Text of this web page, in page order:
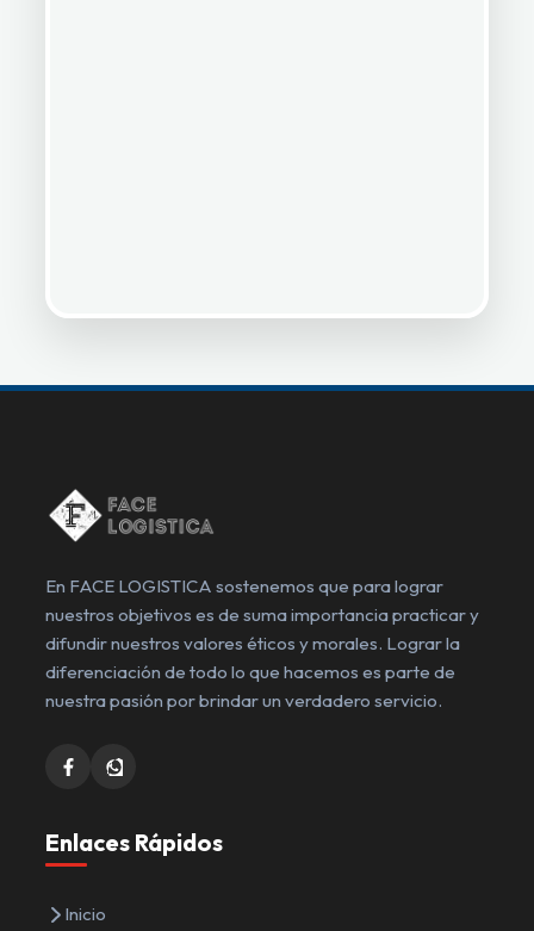
En FACE LOGISTICA sostenemos que para lograr
nuestros objetivos es de suma importancia practicar y
difundir nuestros valores éticos y morales. Lograr la
diferenciación de todo lo que hacemos es parte de
nuestra pasión por brindar un verdadero servicio.
Enlaces Rápidos
Inicio